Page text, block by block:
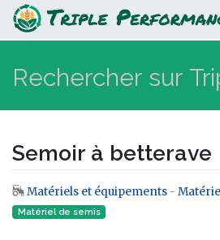
Semoir à betterave
Semoir à betterave
Aller à :navigation,
Matériels et équipements -
Matériel de semis